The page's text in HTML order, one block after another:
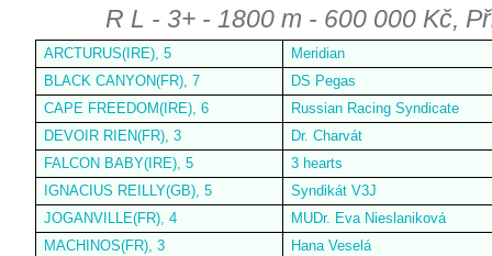
R L - 3+ - 1800 m - 600 000 Kč,
ARCTURUS(IRE), 5
Meridian
BLACK CANYON(FR), 7
DS Pegas
CAPE FREEDOM(IRE), 6
Russian Racing Syndicate
DEVOIR RIEN(FR), 3
Dr. Charvát
FALCON BABY(IRE), 5
3 hearts
IGNACIUS REILLY(GB), 5
Syndikát V3J
JOGANVILLE(FR), 4
MUDr. Eva Nieslaniková
MACHINOS(FR), 3
Hana Veselá